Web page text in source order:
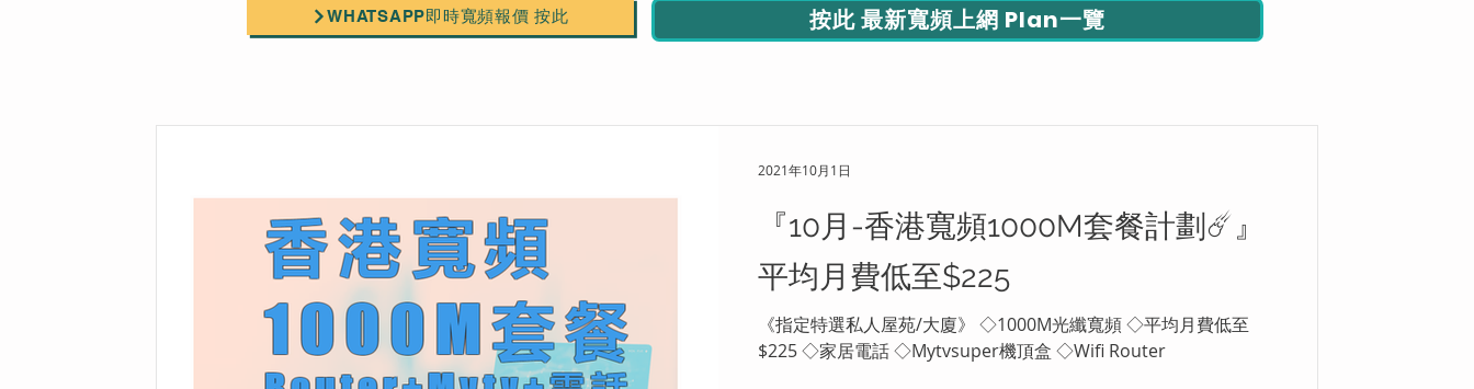
WHATSAPP即時寬頻報價 按此 按此 最新寬頻上網 Plan一覽
『10月-香港寬頻1000M套餐計劃☄️』
平均月費低至$225
《指定特選私人屋苑/大廈》 ◇1000M光纖寬頻 ◇平均月費低至
$225 ◇家居電話 ◇Mytvsuper機頂盒 ◇Wifi Router
2021年10月1日